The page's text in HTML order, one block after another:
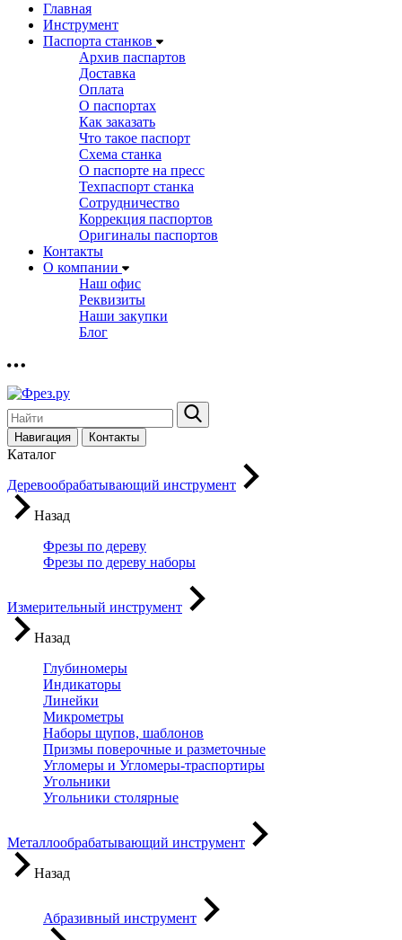
Главная
Инструмент
Паспорта станков
Архив паспартов
Доставка
Оплата
О паспортах
Как заказать
Что такое паспорт
Схема станка
О паспорте на пресс
Техпаспорт станка
Сотрудничество
Коррекция паспортов
Оригиналы паспортов
Контакты
О компании
Наш офис
Реквизиты
Наши закупки
Блог
Навигация Контакты
Каталог
Деревообрабатывающий инструмент
Назад
Фрезы по дереву
Фрезы по дереву наборы
Измерительный инструмент
Назад
Глубиномеры
Индикаторы
Линейки
Микрометры
Наборы щупов, шаблонов
Призмы поверочные и разметочные
Угломеры и Угломеры-траспортиры
Угольники
Угольники столярные
Металлообрабатывающий инструмент
Назад
Абразивный инструмент